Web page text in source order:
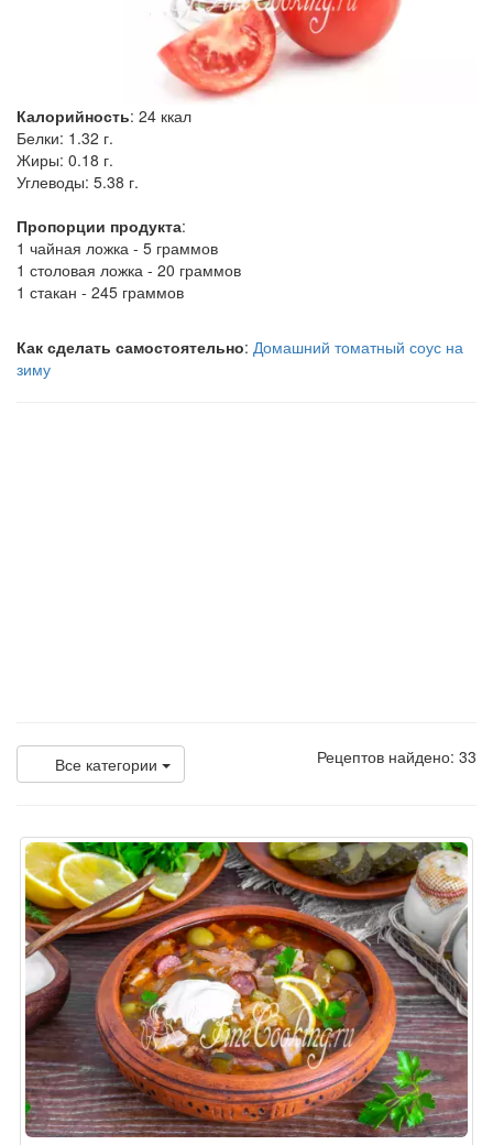
Калорийность: 24 ккал
Белки: 1.32 г.
Жиры: 0.18 г.
Углеводы: 5.38 г.
Пропорции продукта:
1 чайная ложка - 5 граммов
1 столовая ложка - 20 граммов
1 стакан - 245 граммов
Как сделать самостоятельно: Домашний томатный соус на
зиму
Все категории Рецептов найдено: 33